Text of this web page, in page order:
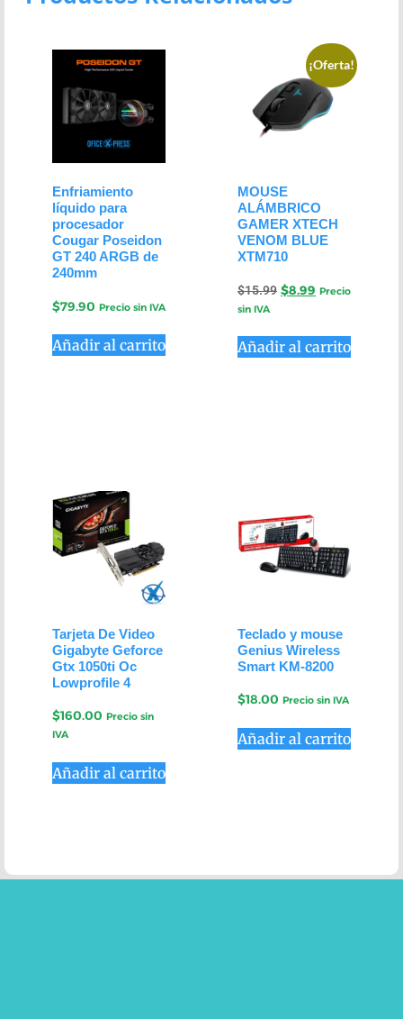
Enfriamiento
líquido para
procesador
Cougar Poseidon
GT 240 ARGB de
240mm
$79.90 Precio sin IVA
Añadir al carrito
¡Oferta!
MOUSE
ALÁMBRICO
GAMER XTECH
VENOM BLUE
XTM710
$15.99 $8.99 Precio
sin IVA
Añadir al carrito
Tarjeta De Video
Gigabyte Geforce
Gtx 1050ti Oc
Lowprofile 4
$160.00 Precio sin
IVA
Añadir al carrito
Teclado y mouse
Genius Wireless
Smart KM-8200
$18.00 Precio sin IVA
Añadir al carrito